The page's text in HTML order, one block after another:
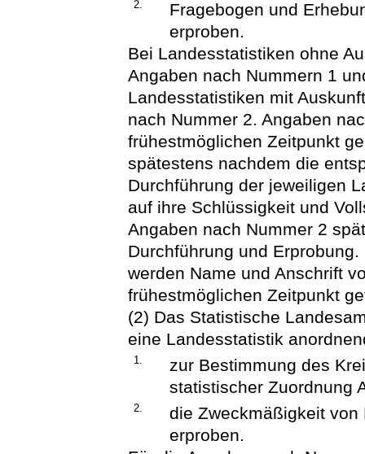
2.
Fragebogen und
erproben.
Bei Landesstatistiken ohne
Angaben nach Nummern 1
Landesstatistiken mit
nach Nummer 2. Angaben
frühestmöglichen Zeitpunkt
spätestens nachdem die
Durchführung der jeweiligen
auf ihre Schlüssigkeit und
Angaben nach Nummer 2
Durchführung und
werden Name und Anschrift
frühestmöglichen Zeitpunkt
(2) Das Statistische
eine Landesstatistik
1.
zur Bestimmung des
statistischer Zuordnung
2.
die Zweckmäßigkeit
erproben.